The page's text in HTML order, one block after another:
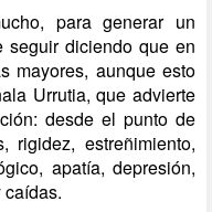
para generar un
seguir diciendo que en
mayores, aunque esto
Urrutia, que advierte
desde el punto de
rigidez, estreñimiento,
apatía, depresión,